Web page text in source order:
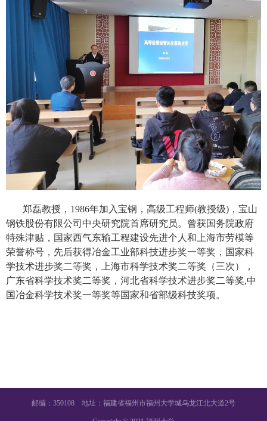
郑磊教授 ， 1986年加入宝钢，高级工程师(教授级) ，宝山
钢铁股份有限公司中央研究院首席研究员。曾获国务院政府
特殊津贴，国家西气东输工程建设先进个人和上海市劳模等
荣誉称号，先后获得冶金工业部科技进步奖一等奖，国家科
学技术进步奖二等奖，上海市科学技术奖二等奖（三次），
广东省科学技术奖二等奖，河北省科学技术进步奖二等奖,中
国冶金科学技术奖一等奖等国家和省部级科技奖项。
邮编：350108 地址：福建省福州市福州大学城乌龙江北大道2号